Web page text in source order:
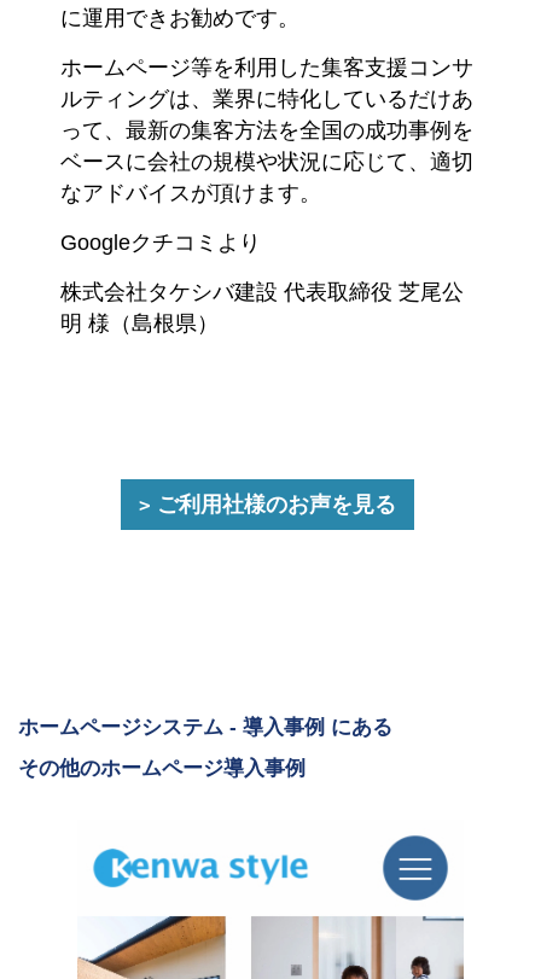
に運用できお勧めです。
ホームページ等を利用した集客支援コンサ
ルティングは、業界に特化しているだけあ
って、最新の集客方法を全国の成功事例を
ベースに会社の規模や状況に応じて、適切
なアドバイスが頂けます。
Googleクチコミより
株式会社タケシバ建設 代表取締役 芝尾公
明 様（島根県）
ご利用社様のお声を見る
ホームページシステム - 導入事例 にある
その他のホームページ導入事例